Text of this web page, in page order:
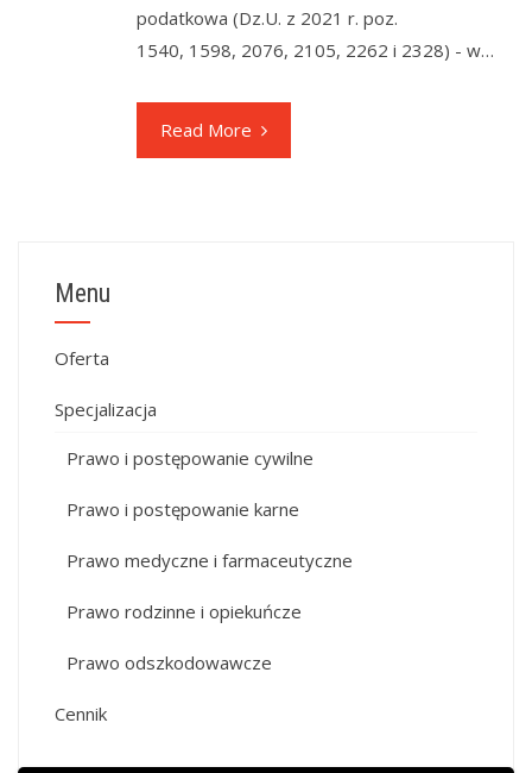
podatkowa (Dz.U. z 2021 r. poz.
1540, 1598, 2076, 2105, 2262 i 2328) - w…
Read More
Menu
Oferta
Specjalizacja
Prawo i postępowanie cywilne
Prawo i postępowanie karne
Prawo medyczne i farmaceutyczne
Prawo rodzinne i opiekuńcze
Prawo odszkodowawcze
Cennik